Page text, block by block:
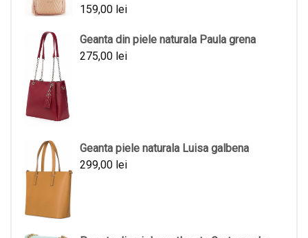
159,00 lei
Geanta din piele naturala Paula grena
275,00 lei
Geanta piele naturala Luisa galbena
299,00 lei